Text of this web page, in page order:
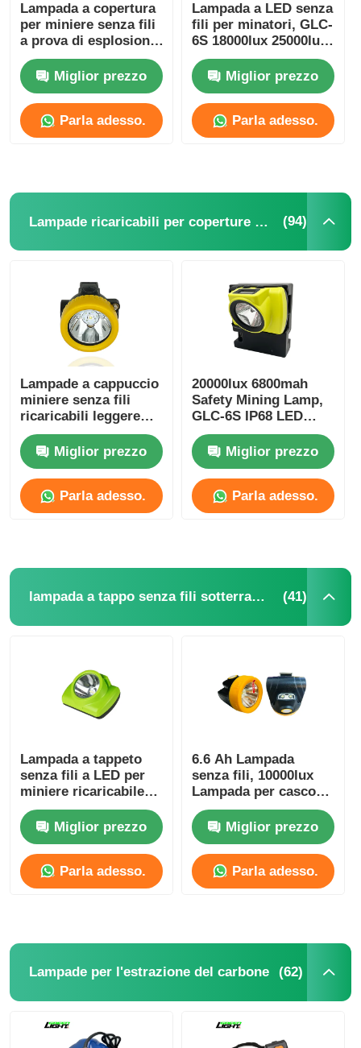
Lampada a copertura
per miniere senza fili
a prova di esplosione
25000 Lux LED
impermeabile IP68
Miglior prezzo
Parla adesso.
Lampada a LED senza
fili per minatori, GLC-
6S 18000lux 25000lux
Lampada di sicurezza
per minatori
Miglior prezzo
Parla adesso.
Lampade ricaricabili per coperture minerarie (94)
Lampade a cappuccio
miniere senza fili
ricaricabili leggere
5000lux 3.7V 2.6Ah
IP67 Miglior prezzo
Parla adesso.
20000lux 6800mah
Safety Mining Lamp,
GLC-6S IP68 LED
Miner Helmet Lamp
Miglior prezzo
Parla adesso.
lampada a tappo senza fili sotterranea (41)
Lampada a tappeto
senza fili a LED per
miniere ricaricabile
15000lux 6,8Ah IP68
Miglior prezzo
Parla adesso.
6.6 Ah Lampada
senza fili, 10000lux
Lampada per casco
sotterraneo
Miglior prezzo
Parla adesso.
Lampade per l'estrazione del carbone (62)